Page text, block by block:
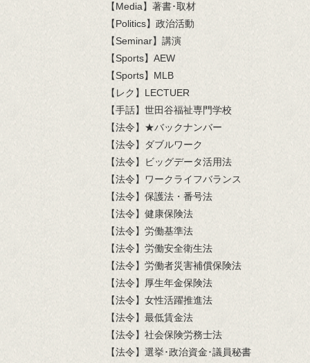
【Media】著書･取材
【Politics】政治活動
【Seminar】講演
【Sports】AEW
【Sports】MLB
【レク】LECTUER
【手話】世田谷福祉専門学校
【法令】★バックナンバー
【法令】ダブルワーク
【法令】ビッグデータ活用法
【法令】ワークライフバランス
【法令】保護法・番号法
【法令】健康保険法
【法令】労働基準法
【法令】労働安全衛生法
【法令】労働者災害補償保険法
【法令】厚生年金保険法
【法令】女性活躍推進法
【法令】最低賃金法
【法令】社会保険労務士法
【法令】選挙･政治資金･議員秘書